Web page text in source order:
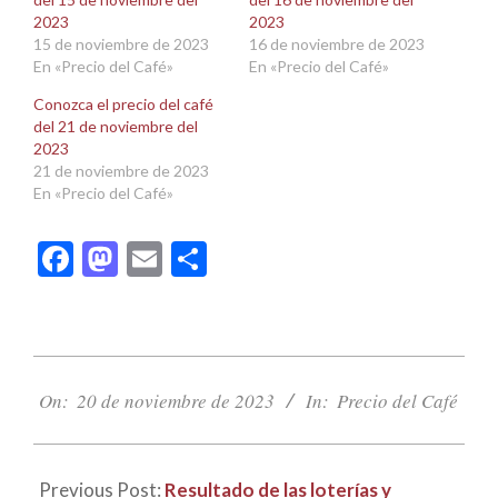
2023
15 de noviembre de 2023
En «Precio del Café»
2023
16 de noviembre de 2023
En «Precio del Café»
Conozca el precio del café
del 21 de noviembre del
2023
21 de noviembre de 2023
En «Precio del Café»
Facebook
Mastodon
Email
11-
On: 20 de noviembre de 2023 In: Precio del Café
Previous Post: Resultado de las loterías y